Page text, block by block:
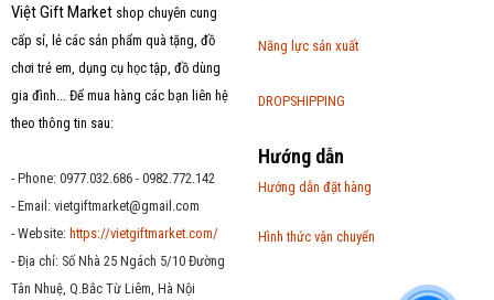
Việt Gift Marketshop chuyên cung
cấp sỉ, lẻ các sản phẩm quà tặng, đồ
chơi trẻ em, dụng cụ học tập, đồ dùng
gia đình... Để mua hàng các bạn liên hệ
theo thông tin sau:
- Phone: 0977.032.686 - 0982.772.142
- Email: vietgiftmarket@gmail.com
- Website: https://vietgiftmarket.com/
- Địa chỉ: Số Nhà 25 Ngách 5/10 Đường
Tân Nhuệ, Q.Bắc Từ Liêm, Hà Nội
Năng lực sản xuất
DROPSHIPPING
Hướng dẫn
Hướng dẫn đặt hàng
Hình thức vận chuyển